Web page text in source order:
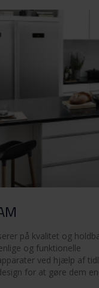
(SV)
(FI)
til børnelås
5106 N
KI 5106
på kvalitet og
og funktionelle
ved hjælp af
for at gøre dem